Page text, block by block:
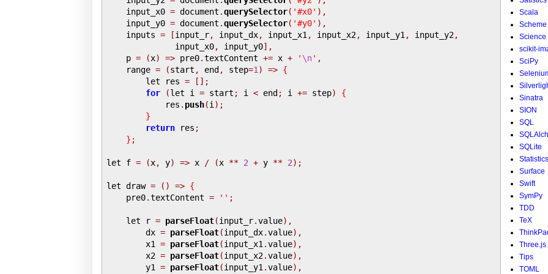
    input_x0
= document .querySelector( '#x0' ),
    input_y0
= document .querySelector( '#y0' ),
    inputs
= [input_r, input_dx, input_x1 , input_x2, input_y1 , input_y2,
              input_x0
, input_y0],
    p
= (x) => pre0.textContent += x + ' \n' ,
    range
= (start , end, step=1 ) => {
        let res
=
[];
for
(let i = start ; i < end; i += step)
{
            res
. push(i );
}
return res ;
} ;
let f = (x, y) => x / (x ** 2 + y ** 2);
let draw = () => {
    pre0
.textContent = '' ;
    let r
= parseFloat(input_r.value),
        dx
= parseFloat(input_dx.value),
        x1
= parseFloat(input_x1 .value),
        x2
= parseFloat(input_x2.value),
        y1
= parseFloat(input_y1 .value),
Scala
Scheme
Science
scikit-
SciPy
Sinatra
SION
SQL
SQLite
Statistics
Surface
Swift
SymPy
TDD
TeX
Three.js
Tips
TOML